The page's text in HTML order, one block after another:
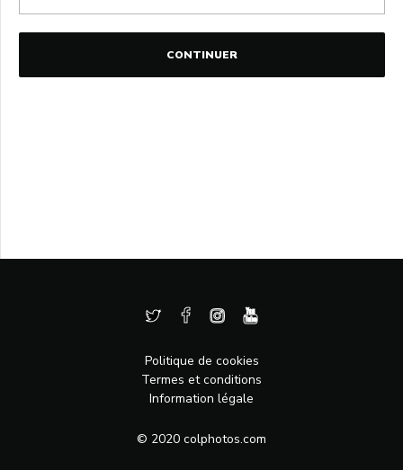
CONTINUER
Politique de cookies
Termes et conditions
Information légale
© 2020 colphotos.com